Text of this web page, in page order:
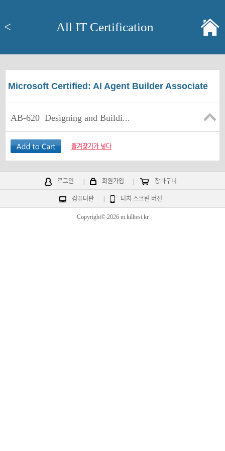
< All IT Certification
Microsoft Certified: AI Agent Builder Associate
AB-620 Designing and Buildi...
즐겨찾기가 넣다
로그인 회원가입 장바구니
컴퓨터판 터치 스크린 버전
Copyright© 2026 m.killtest.kr